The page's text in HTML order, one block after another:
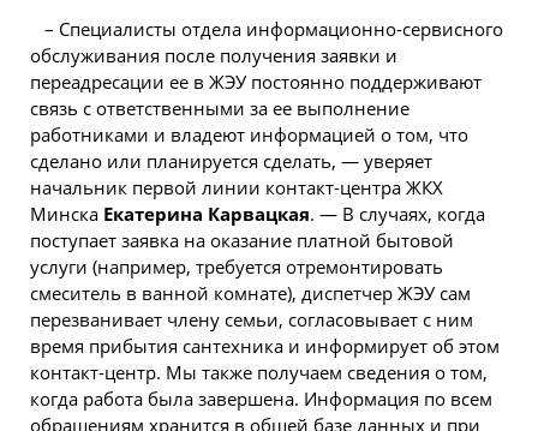
– Специалисты отдела информационно-сервисного
обслуживания после получения заявки и
переадресации ее в ЖЭУ постоянно поддерживают
связь с ответственными за ее выполнение
работниками и владеют информацией о том, что
сделано или планируется сделать, — уверяет
начальник первой линии контакт-центра ЖКХ
Минска Екатерина Карвацкая. — В случаях, когда
поступает заявка на оказание платной бытовой
услуги (например, требуется отремонтировать
смеситель в ванной комнате), диспетчер ЖЭУ сам
перезванивает члену семьи, согласовывает с ним
время прибытия сантехника и информирует об этом
контакт-центр. Мы также получаем сведения о том,
когда работа была завершена. Информация по всем
обращениям хранится в общей базе данных и при